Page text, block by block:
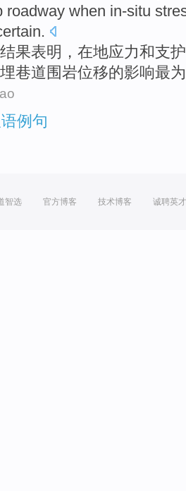
roadway when in-situ
.
结果表明 ，在地应力和支护
埋巷道 围岩位移的影响最
例句
智选 官方博客 技术博客 诚聘英才